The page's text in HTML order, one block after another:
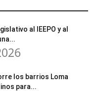
al IEEPO y al
los barrios Loma
para...